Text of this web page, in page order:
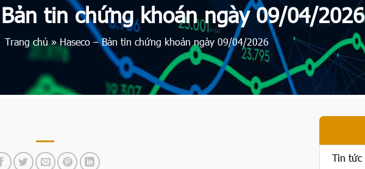
tin chứng khoán ngày 09/04/2026
Trang chủ»Haseco – Bản tin chứng khoán ngày 09/04/2026
Tin tức